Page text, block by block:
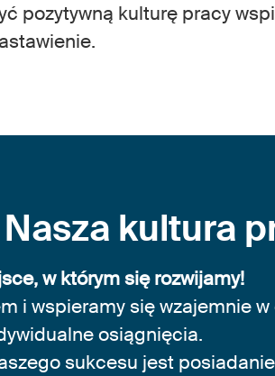
pozytywną kulturę pracy
Nasza kultura
w którym się rozwijamy!
i wspieramy się wzajemnie
osiągnięcia.
sukcesu jest